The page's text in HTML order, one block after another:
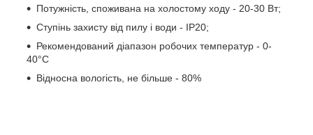
Потужність, споживана на холостому ходу - 20-30 Вт;
Ступінь захисту від пилу і води - IP20;
Рекомендований діапазон робочих температур - 0-
40°C
Відносна вологість, не більше - 80%